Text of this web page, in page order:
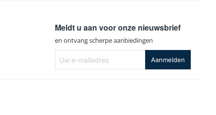
Meldt u aan voor onze nieuwsbrief
en ontvang scherpe aanbiedingen
e-
Aanmelden